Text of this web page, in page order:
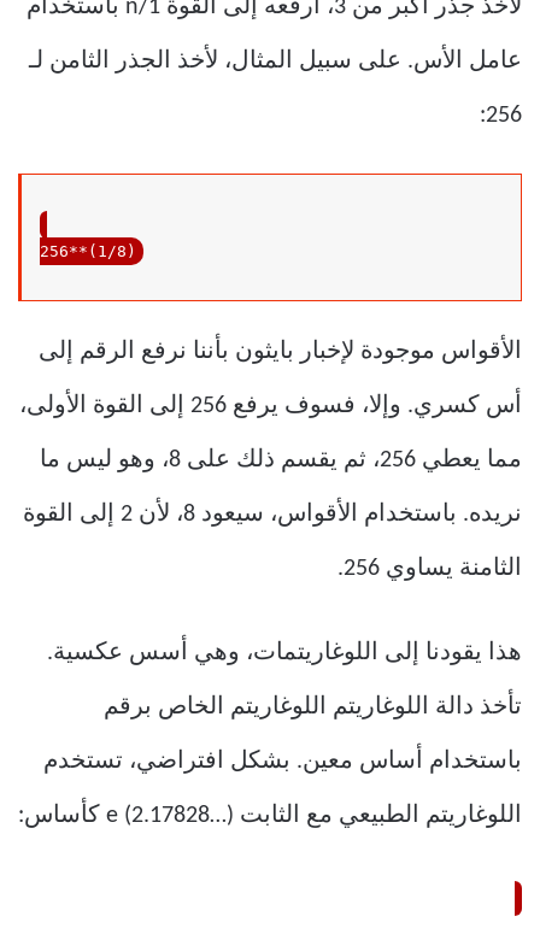
لأخذ جذر أكبر من 3، ارفعه إلى القوة 1/n باستخدام
عامل الأس. على سبيل المثال، لأخذ الجذر الثامن لـ
256:
256**( 1/8 )
الأقواس موجودة لإخبار بايثون بأننا نرفع الرقم إلى
أس كسري. وإلا، فسوف يرفع 256 إلى القوة الأولى،
مما يعطي 256، ثم يقسم ذلك على 8، وهو ليس ما
نريده. باستخدام الأقواس، سيعود 8، لأن 2 إلى القوة
الثامنة يساوي 256.
هذا يقودنا إلى اللوغاريتمات، وهي أسس عكسية.
تأخذ دالة اللوغاريتم اللوغاريتم الخاص برقم
باستخدام أساس معين. بشكل افتراضي، تستخدم
اللوغاريتم الطبيعي مع الثابت e (2.17828…) كأساس: